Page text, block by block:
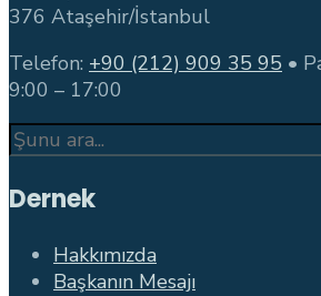
376 Ataşehir/İstanbul
Telefon: +90 (212) 909 35 95 •
9:00 – 17:00
Search
for:
Dernek
Hakkımızda
Başkanın Mesajı